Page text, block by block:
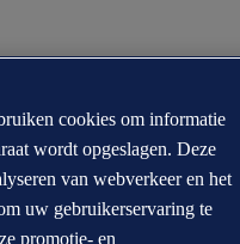
cookies om informatie
wordt opgeslagen. Deze
van webverkeer en het
uw gebruikerservaring te
promotie- en